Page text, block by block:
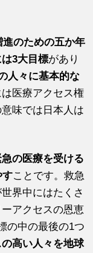
進のための五か年
3大目標があり
人々に基本的な
医療アクセス権
味では日本人は
急の医療を受ける
すことです。救急
界中にはたくさ
アクセスの恩恵
の中の最後の1つ
高い人々を地球